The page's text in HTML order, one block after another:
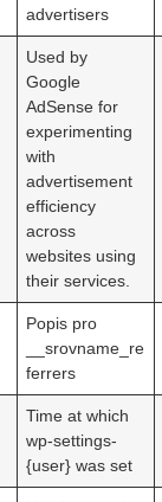
advertisers
Used by
Google
AdSense for
experimenting
with
advertisement
efficiency
across
websites using
their services.
Popis pro
__srovname_re
ferrers
Time at which
wp-settings-
{user} was set